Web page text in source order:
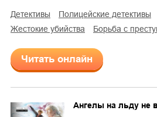
детективы полицейские детективы
жестокие убийства
борьба с
Читать онлайн
Ангелы на льду не